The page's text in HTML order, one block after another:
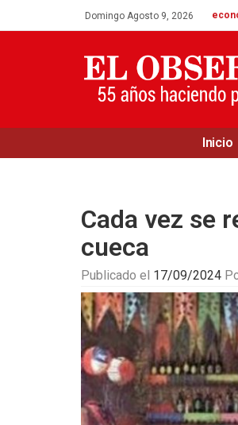
Domingo Agosto 9, 2026
Inicio
Cada vez se
cueca
Publicado el 17/09/2024